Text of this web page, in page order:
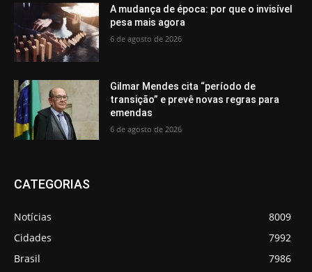
A mudança de época: por que o invisível
pesa mais agora
6 de agosto de 2026
Gilmar Mendes cita “período de
transição” e prevê novas regras para
emendas
6 de agosto de 2026
CATEGORIAS
Notícias
8009
Cidades
7992
Brasil
7986